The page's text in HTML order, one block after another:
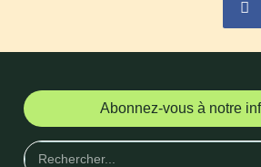
Abonnez-vous à notre